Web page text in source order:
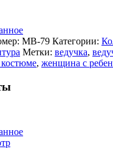
МВ-79 Категории:
Метки: ведучка,
, женщина с